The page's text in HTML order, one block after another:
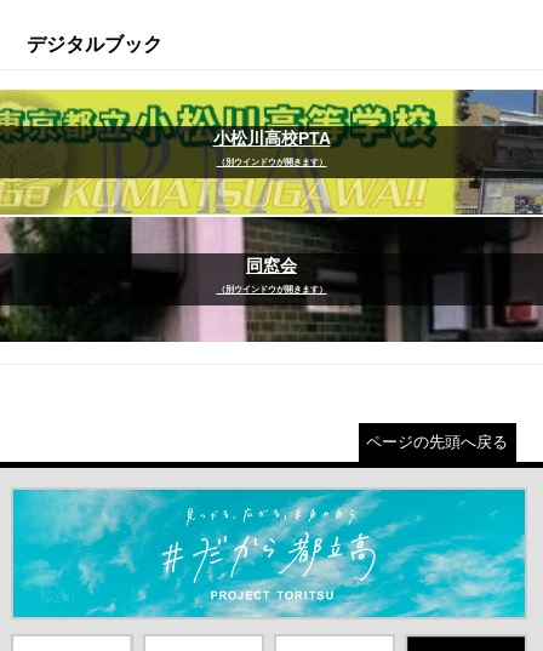
デジタルブック
小松川高校PTA
（別ウインドウが開きます）
同窓会
（別ウインドウが開きます）
ページの先頭へ戻る
＃だから都立高（別ウインドウが開きます）